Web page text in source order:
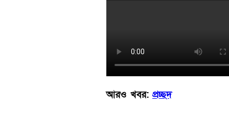
আরও খবর: প্রচ্ছদ